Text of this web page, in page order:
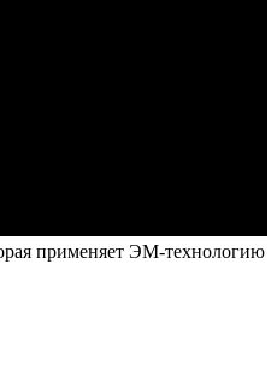
применяет ЭМ-технологию